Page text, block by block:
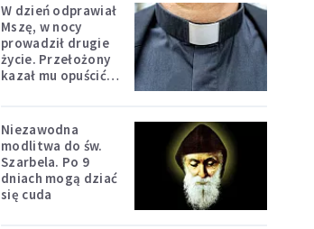
W dzień odprawiał
Mszę, w nocy
prowadził drugie
życie. Przełożony
kazał mu opuścić
Niezawodna
modlitwa do św.
Szarbela. Po 9
dniach mogą dziać
się cuda